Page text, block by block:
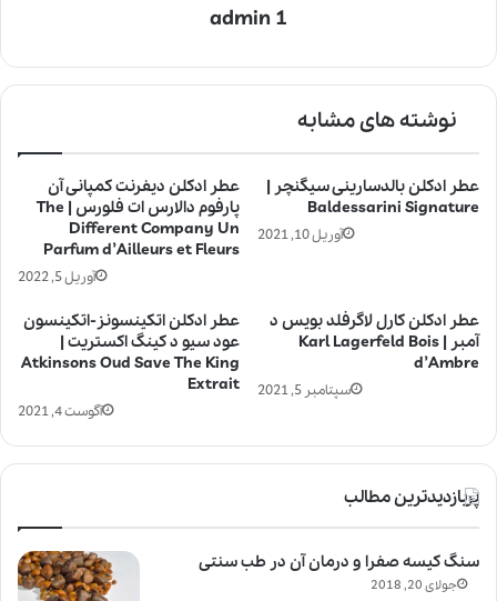
admin 1
نوشته های مشابه
عطر ادکلن دیفرنت کمپانی آن
پارفوم دالارس ات فلورس | The
Different Company Un
Parfum d’Ailleurs et Fleurs
آوریل 5, 2022
عطر ادکلن بالدسارینی سیگنچر |
Baldessarini Signature
آوریل 10, 2021
عطر ادکلن اتکینسونز-اتکینسون
عود سیو د کینگ اکستریت |
Atkinsons Oud Save The King
Extrait
آگوست 4, 2021
عطر ادکلن کارل لاگرفلد بویس د
آمبر | Karl Lagerfeld Bois
d’Ambre
سپتامبر 5, 2021
پربازدیدترین مطالب
سنگ کیسه صفرا و درمان آن در طب سنتی
جولای 20, 2018